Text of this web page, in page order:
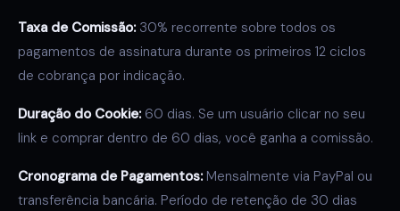
Taxa de Comissão:30% recorrente sobre todos os
pagamentos de assinatura durante os primeiros 12 ciclos
de cobrança por indicação.
Duração do Cookie:60 dias. Se um usuário clicar no seu
link e comprar dentro de 60 dias, você ganha a comissão.
Cronograma de Pagamentos:Mensalmente via PayPal ou
transferência bancária. Período de retenção de 30 dias